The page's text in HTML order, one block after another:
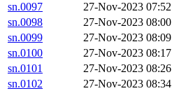
sn.0097
27-Nov-2023 07:52
sn.0098
27-Nov-2023 08:00
sn.0099
27-Nov-2023 08:09
sn.0100
27-Nov-2023 08:17
sn.0101
27-Nov-2023 08:26
sn.0102
27-Nov-2023 08:34